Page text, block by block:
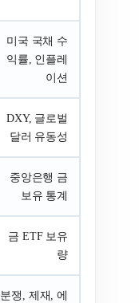
미국 국채 수
익률, 인플레
이션
DXY, 글로벌
달러 유동성
중앙은행 금
보유 통계
금 ETF 보유
량
분쟁, 제재, 에